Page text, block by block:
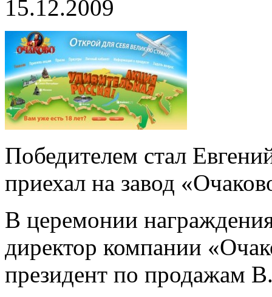
15.12.2009
Победителем стал
приехал на завод
В церемонии
директор компании
президент по продажам